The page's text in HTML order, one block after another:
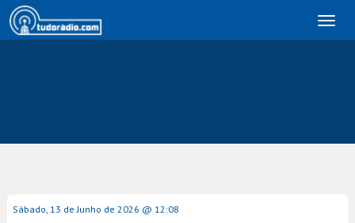
Sábado, 13 de Junho de 2026 @ 12:08